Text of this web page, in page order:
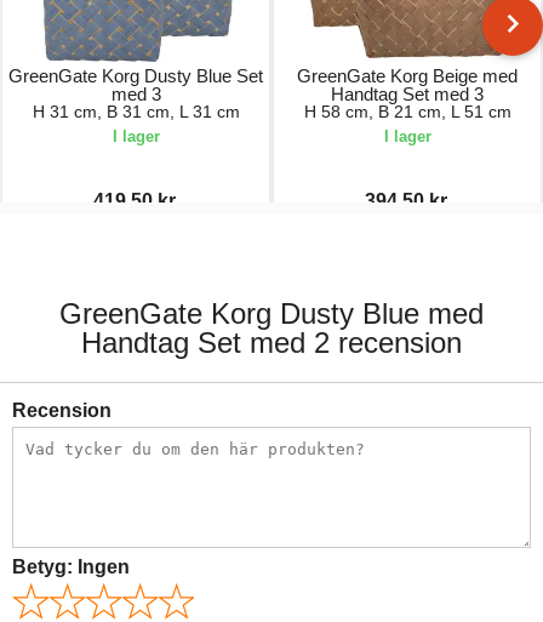
GreenGate Korg Dusty Blue Set
med 3
H 31 cm, B 31 cm, L 31 cm
I lager
419,50 kr.
GreenGate Korg Beige med
Handtag Set med 3
H 58 cm, B 21 cm, L 51 cm
I lager
394,50 kr.
GreenGate Korg Dusty Blue med
Handtag Set med 2 recension
Recension
Betyg: Ingen